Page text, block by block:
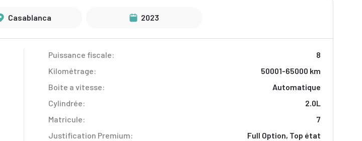
Casablanca 2023
Puissance fiscale:
8
Kilométrage:
50001-65000 km
Boite a vitesse:
Automatique
Cylindrée:
2.0L
Matricule:
7
Justification Premium:
Full Option, Top état